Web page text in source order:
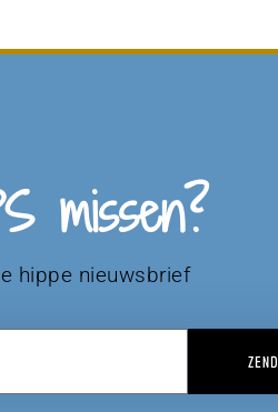
missen?
hippe nieuwsbrief
ZEND